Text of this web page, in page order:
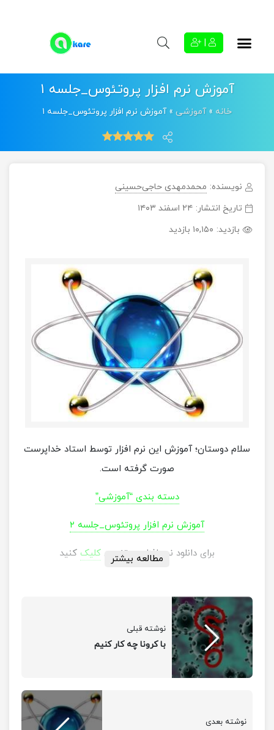
آموزش نرم افزار پروتئوس_جلسه ۱
خانه »آموزشی »آموزش نرم افزار پروتئوس_جلسه ۱
نویسنده: محمدمهدی حاجی‌حسینی
تاریخ انتشار: ۲۴ اسفند ۱۴۰۳
بازدید: ۱۰,۱۵۰ بازدید
سلام دوستان؛ آموزش این نرم افزار توسط استاد خداپرست
صورت گرفته است.
دسته بندی “آموزشی”
آموزش نرم افزار پروتئوس_جلسه ۲
برای دانلود نرم افزار پروتئوس کلیک کنید مطالعه بیشتر
نوشته قبلی
با کرونا چه کار کنیم
نوشته بعدی